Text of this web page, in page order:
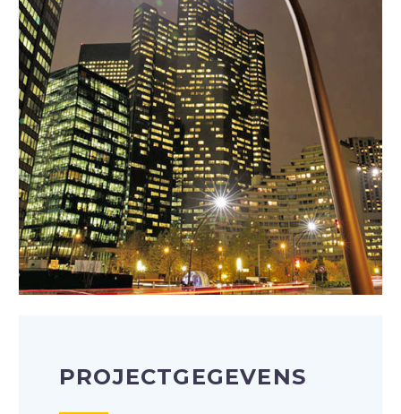
PROJECTGEGEVENS